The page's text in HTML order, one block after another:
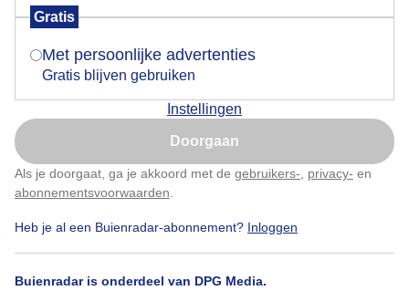
Gratis
Met persoonlijke advertenties
Gratis blijven gebruiken
Instellingen
Doorgaan
Als je doorgaat, ga je akkoord met de gebruikers- privacy- en
abonnementsvoorwaarden
Heb je al een Buienradar-abonnement? Inloggen
Buienradar is onderdeel van DPG Media.
Door: Ria Luttikhold Gemaakt: 29-02-2024, 73x bekeken
Is goed, toon de popup
Nu niet, misschien later
Klik hierom dit aan te passen